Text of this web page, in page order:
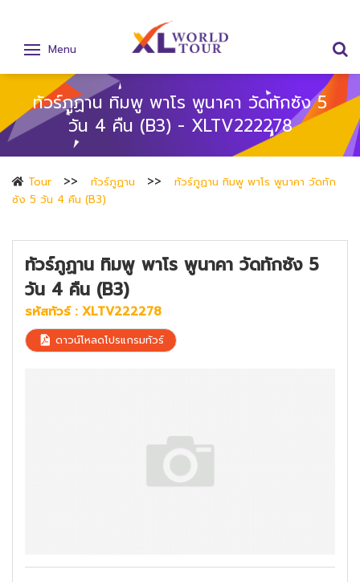
Menu
ทัวร์ภูฏาน ทิมพู พาโร พูนาคา วัดทักซัง 5
วัน 4 คืน (B3) - XLTV222278
Tour ทัวร์ภูฏาน
ทัวร์ภูฏาน ทิมพู พาโร พูนาคา วัดทัก
ซัง 5 วัน 4 คืน (B3)
ทัวร์ภูฏาน ทิมพู พาโร พูนาคา วัดทักซัง 5
วัน 4 คืน (B3)
รหัสทัวร์ : XLTV222278
ดาวน์โหลดโปรแกรมทัวร์